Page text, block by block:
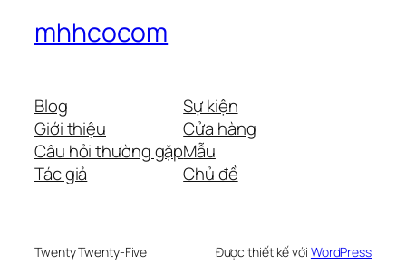
mhhcocom
Blog
Giới thiệu
Câu hỏi thường gặp
Tác giả
Sự kiện
Cửa hàng
Mẫu
Chủ đề
Twenty Twenty-Five Được thiết kế với WordPress